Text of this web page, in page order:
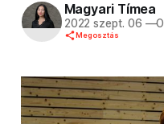
Magyari Tímea
2022 szept. 06 —
Megosztás